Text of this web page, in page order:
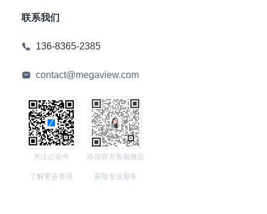
联系我们
136-8365-2385
contact@megaview.com
关注公众号
了解更多资讯
添加官方客服微信
获取专业服务